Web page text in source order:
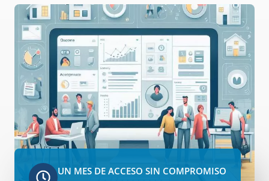
UN MES DE ACCESO SIN COMPROMISO